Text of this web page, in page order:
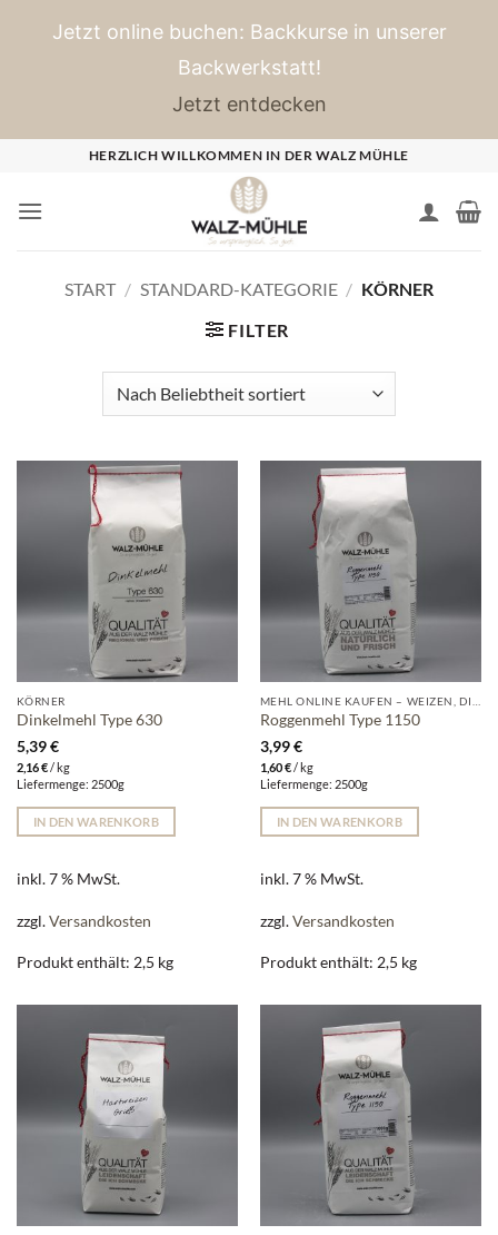
Jetzt online buchen: Backkurse in unserer
Backwerkstatt!
Jetzt entdecken
springen
HERZLICH WILLKOMMEN IN DER WALZ MÜHLE
START / STANDARD-KATEGORIE / KÖRNER
FILTER
KÖRNER
Dinkelmehl Type 630
5,39€
2,16€/kg
Liefermenge: 2500g
IN DEN WARENKORB
inkl. 7 % MwSt.
zzgl.Versandkosten
Produkt enthält: 2,5 kg
Roggenmehl Type 1150
3,99€
1,60€/kg
Liefermenge: 2500g
IN DEN WARENKORB
inkl. 7 % MwSt.
zzgl.Versandkosten
Produkt enthält: 2,5 kg